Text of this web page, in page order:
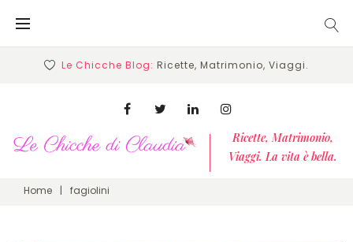
Le Chicche Blog: Ricette, Matrimonio, Viaggi.
Ricette, Matrimonio,
Viaggi. La vita è bella.
Facebook LinkedinInstagram
Home | fagiolini